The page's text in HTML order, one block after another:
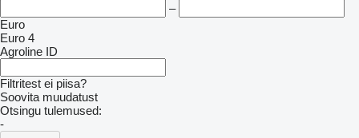
–
Euro
Euro 4
Agroline ID
Filtritest ei piisa?
Soovita muudatust
Otsingu tulemused:
-